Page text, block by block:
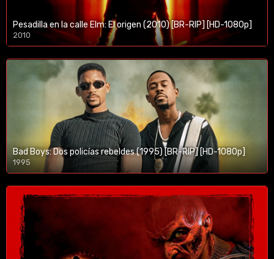
Pesadilla en la calle Elm: El origen (2010) [BR-RIP] [HD-1080p]
2010
1080p/720p
Bad Boys: Dos policías rebeldes (1995) [BR-RIP] [HD-1080p]
1995
1080p/720p